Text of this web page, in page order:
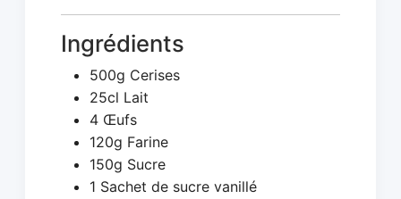
Ingrédients
500g Cerises
25cl Lait
4 Œufs
120g Farine
150g Sucre
1 Sachet de sucre vanillé